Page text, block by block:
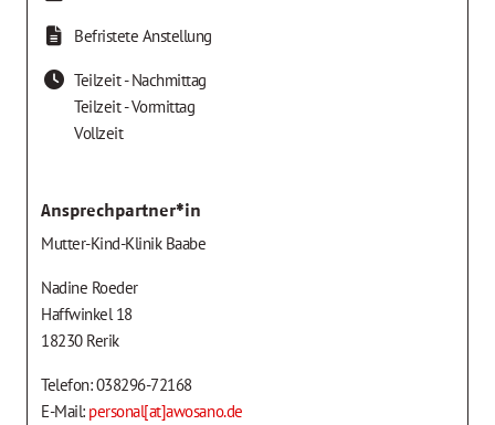
Befristete Anstellung
Teilzeit - Nachmittag
Teilzeit - Vormittag
Vollzeit
Ansprechpartner*in
Mutter-Kind-Klinik Baabe
Nadine Roeder
Haffwinkel 18
18230 Rerik
Telefon: 038296-72168
E-Mail: personal[at]awosano.de